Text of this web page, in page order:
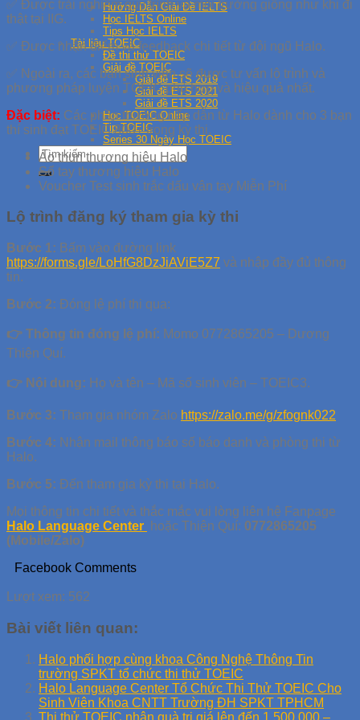
Hướng Dẫn Giải Đề IELTS
Học IELTS Online
Tips Học IELTS
Tài liệu TOEIC
Đề thi thử TOEIC
Giải đề TOEIC
Giải đề ETS 2019
Giải đề ETS 2021
Giải đề ETS 2020
Học TOEIC Online
Tip TOEIC
Series 30 Ngày Học TOEIC
✅ Được trải nghiệm quy trình và môi trường giống như khi đi
thật tại IIG.
✅ Được nhận điểm và feedback chi tiết từ đội ngũ Halo.
✅ Ngoài ra, các bạn sinh viên sẽ được tư vấn lộ trình và
phương pháp luyện TOEIC phù hợp và hiệu quả nhất.
Đặc biệt: Các phần thưởng hấp dẫn từ Halo dành cho 3 bạn
thí sinh đạt TOEIC 800+ trong kỳ thi.
Áo thun thương hiệu Halo
Sổ tay thương hiệu Halo
Voucher Test sinh trắc dấu vân tay Miễn Phí
Lộ trình đăng ký tham gia kỳ thi
Bước 1: Bấm vào đường link
https://forms.gle/LoHfG8DzJiAViE5Z7 và nhập đầy đủ thông
tin.
Bước 2: Đóng lệ phí thi qua:
👉 Thông tin đóng lệ phí: Momo 0772865205 – Dương
Thiện Quí.
👉 Nội dung: Họ và tên – Mã số sinh viên – TOEIC3.
Bước 3: Tham gia nhóm Zalo https://zalo.me/g/zfognk022
Bước 4: Nhận mail thông báo số báo danh và phòng thi từ
Halo.
Bước 5: Đến tham gia kỳ thi tại Halo.
Mọi thông tin chi tiết và thắc mắc vui lòng liên hệ Fanpage
Halo Language Center
hoặc Thiện Quí: 0772865205
(Mobile/Zalo)
Facebook Comments
Lượt xem: 562
Bài viết liên quan:
Halo phối hợp cùng khoa Công Nghệ Thông Tin
trường SPKT tổ chức thi thử TOEIC
Halo Language Center Tổ Chức Thi Thử TOEIC Cho
Sinh Viên Khoa CNTT Trường ĐH SPKT TPHCM
Thi thử TOEIC nhận quà trị giá lên đến 1,500,000 –